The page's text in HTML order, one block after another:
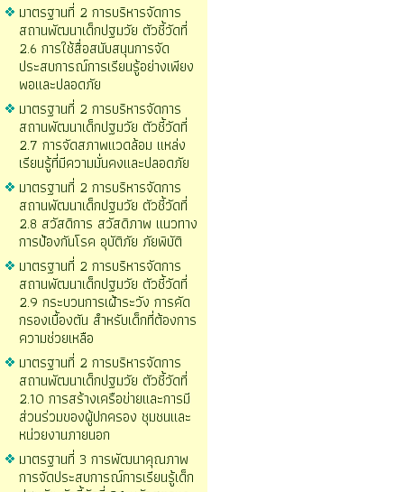
มาตรฐานที่ 2 การบริหารจัดการ
สถานพัฒนาเด็กปฐมวัย ตัวชี้วัดที่
2.6 การใช้สื่อสนับสนุนการจัด
ประสบการณ์การเรียนรู้อย่างเพียง
พอและปลอดภัย
มาตรฐานที่ 2 การบริหารจัดการ
สถานพัฒนาเด็กปฐมวัย ตัวชี้วัดที่
2.7 การจัดสภาพแวดล้อม แหล่ง
เรียนรู้ที่มีความมั่นคงและปลอดภัย
มาตรฐานที่ 2 การบริหารจัดการ
สถานพัฒนาเด็กปฐมวัย ตัวชี้วัดที่
2.8 สวัสดิการ สวัสดิภาพ แนวทาง
การป้องกันโรค อุบัติภัย ภัยพิบัติ
มาตรฐานที่ 2 การบริหารจัดการ
สถานพัฒนาเด็กปฐมวัย ตัวชี้วัดที่
2.9 กระบวนการเฝ้าระวัง การคัด
กรองเบื้องตัน สำหรับเด็กที่ต้องการ
ความช่วยเหลือ
มาตรฐานที่ 2 การบริหารจัดการ
สถานพัฒนาเด็กปฐมวัย ตัวชี้วัดที่
2.10 การสร้างเครือข่ายและการมี
ส่วนร่วมของผู้ปกครอง ชุมชนและ
หน่วยงานภายนอก
มาตรฐานที่ 3 การพัฒนาคุณภาพ
การจัดประสบการณ์การเรียนรู้เด็ก